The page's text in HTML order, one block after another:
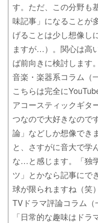
す。ただ、この分野も
味記事」になることが
げることは少し想像し
ますが…）。関心は高
ば前向きに検討します。
音楽・楽器系コラム（
こちらは完全に
アコースティックギタ
つなので大好きなので
論」などしか想像でき
と、さすがに音大で学
な…と感じます。「独
ツ」とかなら記事にで
球が限られますね（笑）
TVドラマ評論コラム（
「日常的な趣味はド